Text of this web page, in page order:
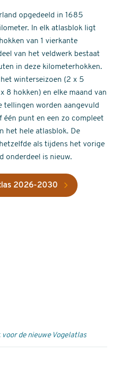
opgedeeld in 1685
In elk atlasblok ligt
van 1 vierkante
van het veldwerk bestaat
in deze kilometerhokken.
winterseizoen (2 x 5
8 hokken) en elke maand van
tellingen worden aangevuld
punt en een zo compleet
het hele atlasblok. De
als tijdens het vorige
onderdeel is nieuw.
2026-2030
de nieuwe Vogelatlas